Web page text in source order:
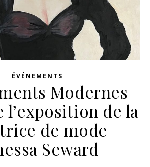
ÉVÉNEMENTS
Modernes
l’exposition de la
de mode
Seward